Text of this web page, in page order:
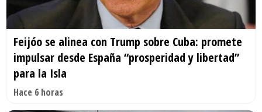
Feijóo se alinea con Trump sobre Cuba: promete
impulsar desde España “prosperidad y libertad”
para la Isla
Hace 6 horas